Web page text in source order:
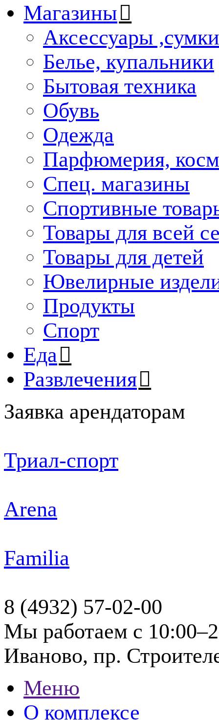
Магазины
Аксессуары ,сумки
Белье, купальники
Бытовая техника
Обувь
Одежда
Парфюмерия,
Спец. магазины
Спортивные
Товары для всей
Товары для детей
Ювелирные
Продукты
Спорт
Еда
Развлечения
Заявка арендаторам
Триал-спорт
Arena
Familia
8 (4932) 57-02-00
Мы работаем с
Иваново, пр.
Меню
О комплексе